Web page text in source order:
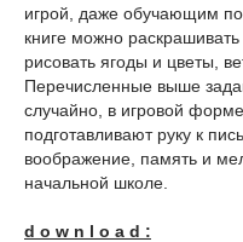
игрой, даже обучающим
книге можно
рисовать ягоды и цветы,
Перечисленные выше
случайно, в игровой
подготавливают руку к
воображение, память и
начальной школе.
d o w n l o a d :